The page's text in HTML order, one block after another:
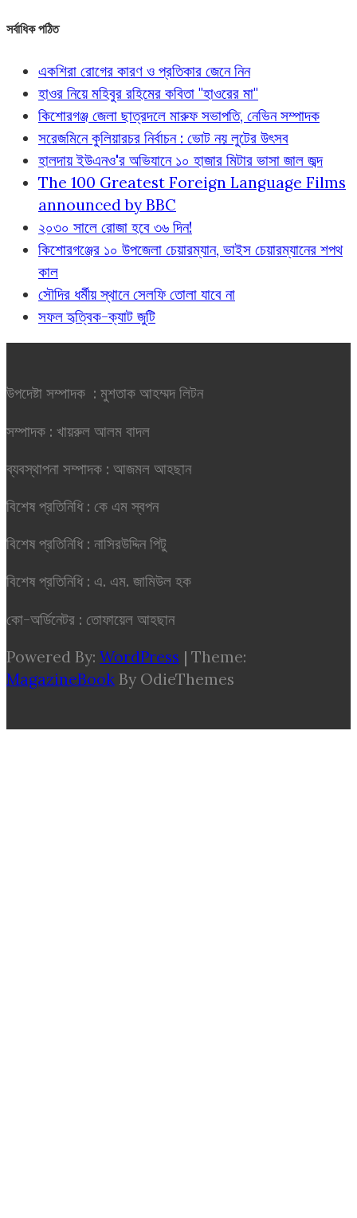
সর্বাধিক পঠিত
একশিরা রোগের কারণ ও প্রতিকার জেনে নিন
হাওর নিয়ে মহিবুর রহিমের কবিতা "হাওরের মা"
কিশোরগঞ্জ জেলা ছাত্রদলে মারুফ সভাপতি, নেভিন সম্পাদক
সরেজমিনে কুলিয়ারচর নির্বাচন : ভোট নয় লুটের উৎসব
হালদায় ইউএনও'র অভিযানে ১০ হাজার মিটার ভাসা জাল জব্দ
The 100 Greatest Foreign Language Films
announced by BBC
২০৩০ সালে রোজা হবে ৩৬ দিন!
কিশোরগঞ্জের ১০ উপজেলা চেয়ারম্যান, ভাইস চেয়ারম্যানের শপথ
কাল
সৌদির ধর্মীয় স্থানে সেলফি তোলা যাবে না
সফল হৃত্বিক-ক্যাট জুটি
উপদেষ্টা সম্পাদক : মুশতাক আহম্মদ লিটন
সম্পাদক : খায়রুল আলম বাদল
ব্যবস্থাপনা সম্পাদক : আজমল আহছান
বিশেষ প্রতিনিধি : কে এম স্বপন
বিশেষ প্রতিনিধি : নাসিরউদ্দিন পিটু
বিশেষ প্রতিনিধি : এ. এম. জামিউল হক
কো-অর্ডিনেটর : তোফায়েল আহছান
Powered By: WordPress | Theme:
MagazineBook By OdieThemes